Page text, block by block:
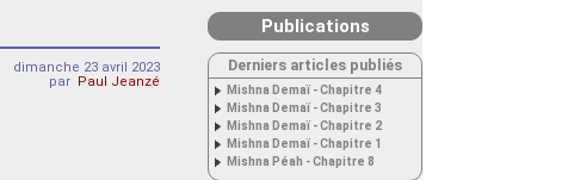
dimanche 23 avril 2023
par Paul Jeanzé
Publications
Derniers articles publiés
Mishna Demaï - Chapitre 4
Mishna Demaï - Chapitre 3
Mishna Demaï - Chapitre 2
Mishna Demaï - Chapitre 1
Mishna Péah - Chapitre 8